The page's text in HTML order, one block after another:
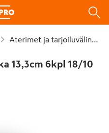
Aterimet ja tarjoiluvälineet
13,3cm 6kpl 18/10